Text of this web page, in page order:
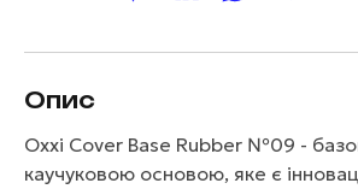
Опис
Oxxi Cover Base Rubber №09 -
каучуковою основою, яке є